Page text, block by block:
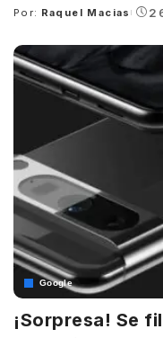
Posted
Por: Raquel Macias
Google
¡Sorpresa! Se